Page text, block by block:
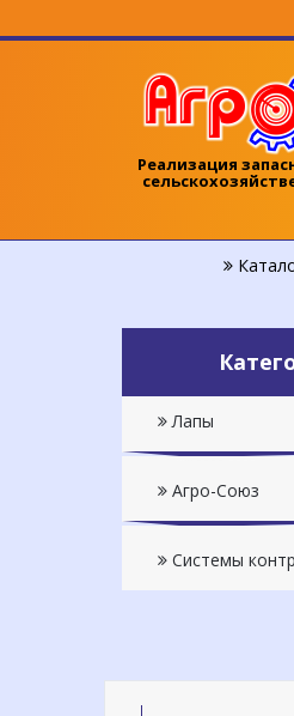
Реализация
Лапы
Агро-Союз
Системы